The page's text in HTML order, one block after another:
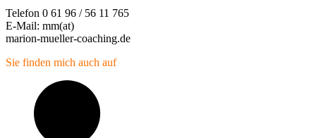
Telefon 0 61 96 / 56 11 765
E-Mail: mm(at)
marion-mueller-coaching.de
Sie finden mich auch auf